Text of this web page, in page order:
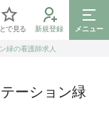
で見る 新規登録
メニュー
緑の看護師求人
ーション緑